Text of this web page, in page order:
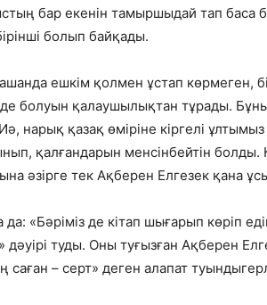
бар екенін тамыршыдай тап баса
болып байқады.
ешкім қолмен ұстап көрмеген,
болуын қалаушылықтан тұрады.
нарық қазақ өміріне кіргелі
қалғандарын менсінбейтін
әзірге тек Ақберен Елгезек қана
«Бәріміз де кітап шығарып көріп
дәуірі туды. Оны туғызған Ақберен
– серт» деген алапат